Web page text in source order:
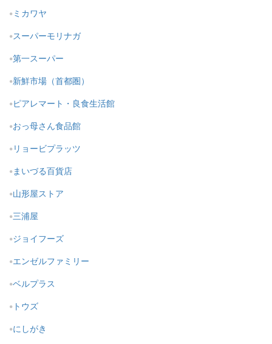
ミカワヤ
スーパーモリナガ
第一スーパー
新鮮市場（首都圏）
ピアレマート・良食生活館
おっ母さん食品館
リョービプラッツ
まいづる百貨店
山形屋ストア
三浦屋
ジョイフーズ
エンゼルファミリー
ベルプラス
トウズ
にしがき